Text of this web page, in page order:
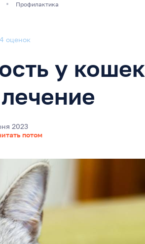
Профилактика
оценок
у кошек
2023
потом